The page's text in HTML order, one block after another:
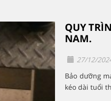
QUY
NAM.
27/12/
Bảo dưỡng
kéo dài tuổi